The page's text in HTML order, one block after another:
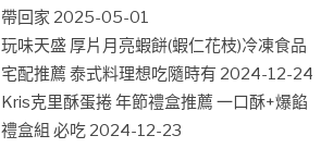
帶回家 2025-05-01
玩味天盛 厚片月亮蝦餅(蝦仁花枝)冷凍食品
宅配推薦 泰式料理想吃隨時有 2024-12-24
Kris克里酥蛋捲 年節禮盒推薦 一口酥+爆餡
禮盒組 必吃 2024-12-23